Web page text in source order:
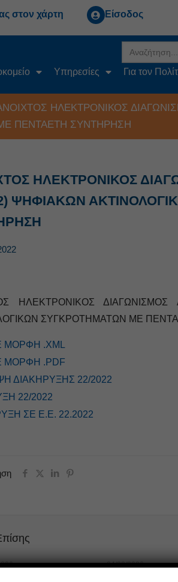
στον χάρτη Είσοδος
for:
Υπηρεσίες Για τον
ΗΛΕΚΤΡΟΝΙΚΟΣ
ΠΕΝΤΑΕΤΗ ΣΥΝΤΗΡΗΣΗ
ΗΛΕΚΤΡΟΝΙΚΟΣ
ΨΗΦΙΑΚΩΝ
ΗΛΕΚΤΡΟΝΙΚΟΣ
ΣΥΓΚΡΟΤΗΜΑΤΩΝ ΜΕ
ΜΟΡΦΗ .XML
ΜΟΡΦΗ .PDF
ΔΙΑΚΗΡΥΞΗΣ 22/2022
22/2022
ΣΕ Ε.Ε. 22.2022
04/08/2026